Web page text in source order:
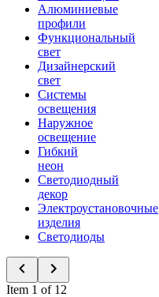
Алюминиевые
профили
Функциональный
свет
Дизайнерский
свет
Системы
освещения
Наружное
освещение
Гибкий
неон
Светодиодный
декор
Электроустановочные
изделия
Светодиоды
Item 1 of 12